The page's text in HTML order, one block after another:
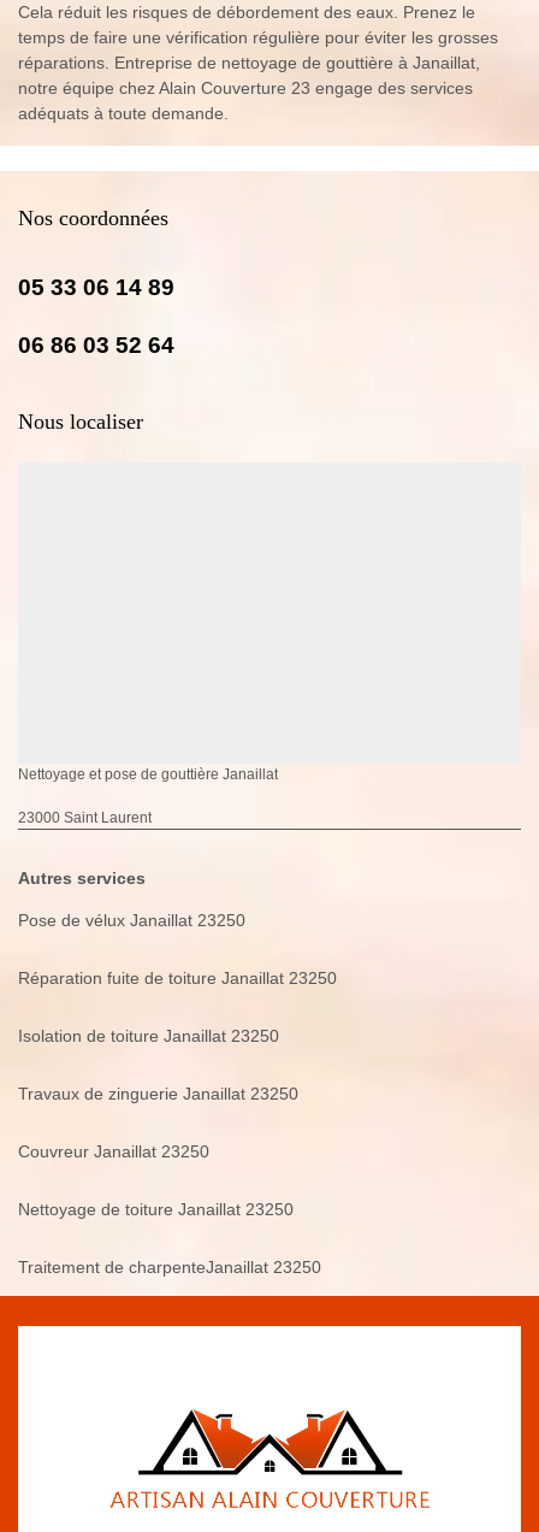
Cela réduit les risques de débordement des eaux. Prenez le
temps de faire une vérification régulière pour éviter les grosses
réparations. Entreprise de nettoyage de gouttière à Janaillat,
notre équipe chez Alain Couverture 23 engage des services
adéquats à toute demande.
Nos coordonnées
05 33 06 14 89
06 86 03 52 64
Nous localiser
Nettoyage et pose de gouttière Janaillat
23000 Saint Laurent
Autres services
Pose de vélux Janaillat 23250
Réparation fuite de toiture Janaillat 23250
Isolation de toiture Janaillat 23250
Travaux de zinguerie Janaillat 23250
Couvreur Janaillat 23250
Nettoyage de toiture Janaillat 23250
Traitement de charpenteJanaillat 23250